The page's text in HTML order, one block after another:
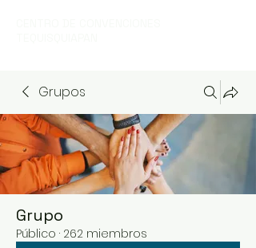
Grupos
Grupo
Público · 262 miembros